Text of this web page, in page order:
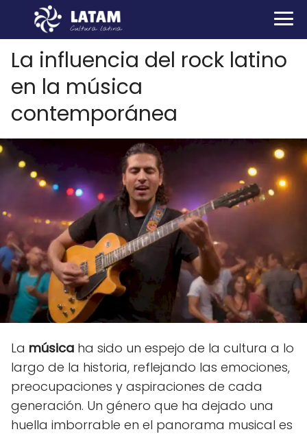
La influencia del rock latino
en la música
contemporánea
La música ha sido un espejo de la cultura a lo
largo de la historia, reflejando las emociones,
preocupaciones y aspiraciones de cada
generación. Un género que ha dejado una
huella imborrable en el panorama musical es